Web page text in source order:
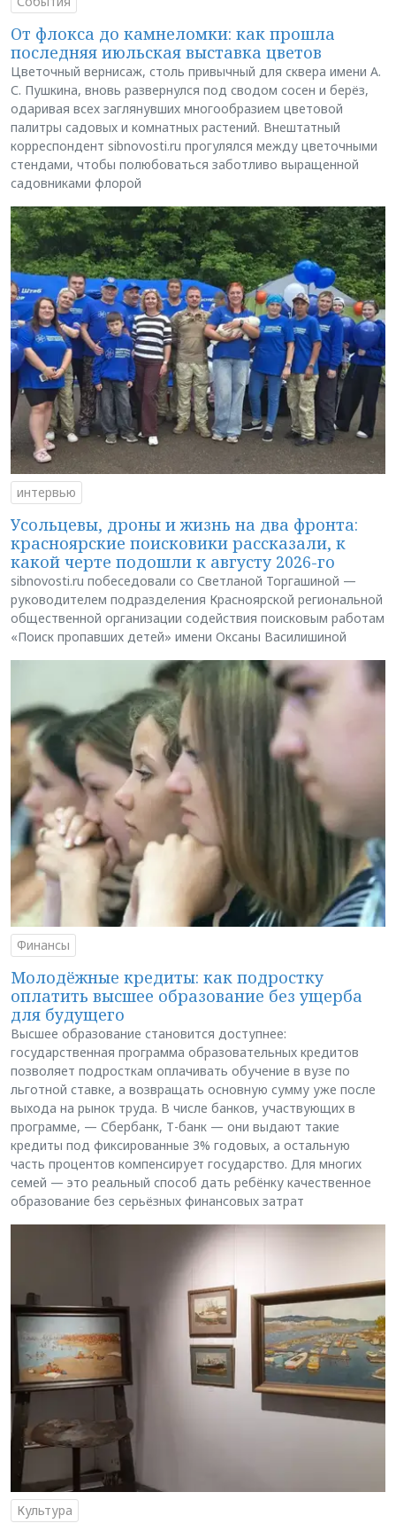
От флокса до камнеломки: как прошла
последняя июльская выставка цветов
Цветочный вернисаж, столь привычный для сквера имени А.
С. Пушкина, вновь развернулся под сводом сосен и берёз,
одаривая всех заглянувших многообразием цветовой
палитры садовых и комнатных растений. Внештатный
корреспондент sibnovosti.ru прогулялся между цветочными
стендами, чтобы полюбоваться заботливо выращенной
садовниками флорой
интервью
Усольцевы, дроны и жизнь на два фронта:
красноярские поисковики рассказали, к
какой черте подошли к августу 2026-го
sibnovosti.ru побеседовали со Светланой Торгашиной —
руководителем подразделения Красноярской региональной
общественной организации содействия поисковым работам
«Поиск пропавших детей» имени Оксаны Василишиной
Финансы
Молодёжные кредиты: как подростку
оплатить высшее образование без ущерба
для будущего
Высшее образование становится доступнее:
государственная программа образовательных кредитов
позволяет подросткам оплачивать обучение в вузе по
льготной ставке, а возвращать основную сумму уже после
выхода на рынок труда. В числе банков, участвующих в
программе, — Сбербанк, Т-банк — они выдают такие
кредиты под фиксированные 3% годовых, а остальную
часть процентов компенсирует государство. Для многих
семей — это реальный способ дать ребёнку качественное
образование без серьёзных финансовых затрат
Культура